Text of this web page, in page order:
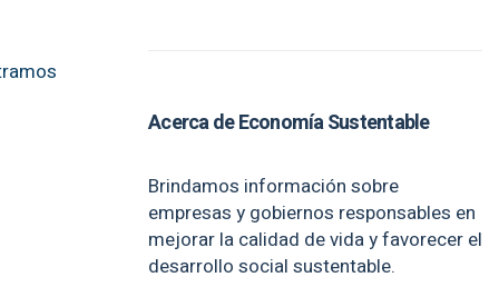
Acerca de Economía Sustentable
Brindamos información sobre
empresas y gobiernos responsables en
mejorar la calidad de vida y favorecer el
desarrollo social sustentable.